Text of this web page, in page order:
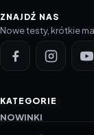
ZNAJDŹ NAS
Nowe testy, krótkie
KATEGORIE
NOWINKI